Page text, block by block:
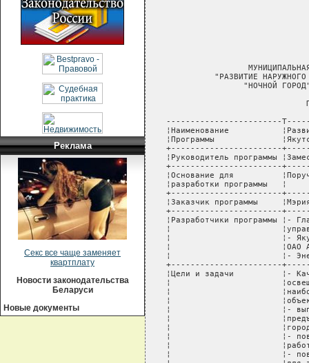
Реклама
Секс все чаще заменяет
квартплату
Новости законодательства
Беларуси
Новые документы